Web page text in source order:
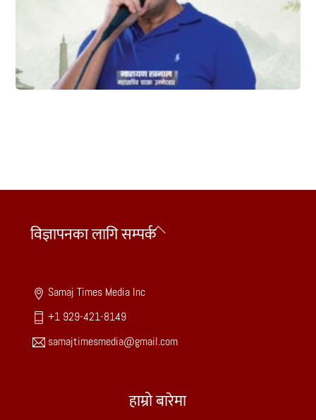
Back
विज्ञापनका लागि सम्पर्क
Samaj Times Media Inc
+1 929-421-8149
samajtimesmedia@gmail.com
हाम्रो बारेमा